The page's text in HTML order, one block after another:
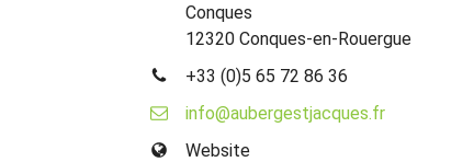
Conques
12320 Conques-en-Rouergue
+33 (0)5 65 72 86 36
info@aubergestjacques.fr
Website